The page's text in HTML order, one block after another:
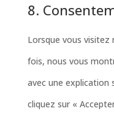
8.
Lorsque vous
fois, nous vous
avec une explication
cliquez sur «